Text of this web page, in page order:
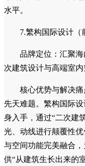
品牌定位：中国
核心优势与解决
企业战略等全岗位。
现场实地操练”的教学
才都具备解决一线问
水平。
7.繁构国际设计（